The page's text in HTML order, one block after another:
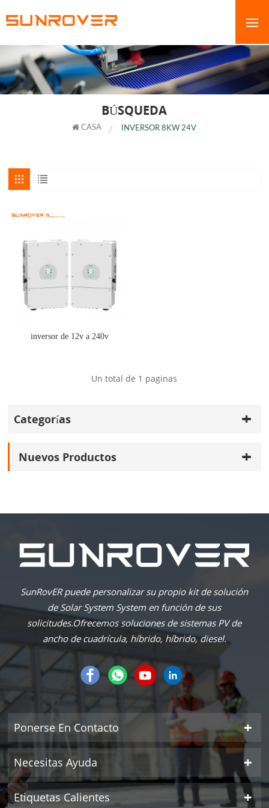
BÚSQUEDA
CASA INVERSOR 8KW 24V
inversor de 12v a 240v
Un total de 1 paginas
Categorías
Nuevos Productos
SunRovER puede personalizar su propio kit de solución
de Solar System System en función de sus
solicitudes.Ofrecemos soluciones de sistemas PV de
ancho de cuadrícula, híbrido, híbrido, diesel.
Ponerse En Contacto
Necesitas Ayuda
Etiquetas Calientes